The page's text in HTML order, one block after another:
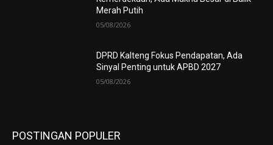
Merah Putih
05/08/2026
DPRD Kalteng Fokus Pendapatan, Ada
Sinyal Penting untuk APBD 2027
05/08/2026
POSTINGAN POPULER